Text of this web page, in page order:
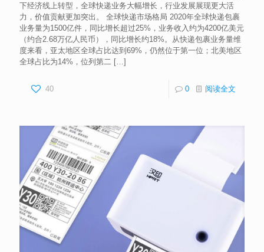
下经济线上转型，全球快递业务大幅增长，行业发展展现更大活
力，价值贡献更加突出。 全球快递市场格局 2020年全球快递包裹
业务量为1500亿件，同比增长超过25%，业务收入约为4200亿美元
（约合2.68万亿人民币），同比增长约18%。从快递包裹业务量维
度来看，亚太地区全球占比达到69%，仍然位于第一位；北美地区
全球占比为14%，位列第二 […]
40 0 阅读全文